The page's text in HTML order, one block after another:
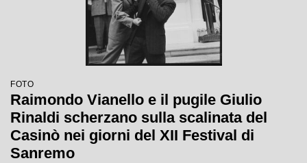
FOTO
Raimondo Vianello e il pugile Giulio
Rinaldi scherzano sulla scalinata del
Casinò nei giorni del XII Festival di
Sanremo